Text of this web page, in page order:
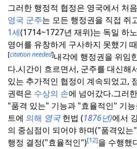
그러한 행정적 협정은 영국에서 처
영국 군주는 모든 행정권을 직접 쥐
1세(1714~1727년 재위)는 독일 하
영어를 유창하게 구사하지 못했기
[citation needed]내각에 행정권을 위임
다.시간이 흐르면서, 군주를 대신해
있는 추가적인 협정이 계속되었고,
권력은 수상의 손에 넘어갔다.그러
"품격 있는" 기능과 "효율적인" 기
트에 의해 영국헌법 (1876년)에서
의 중심점이 되어야 하며("품격있
행정 결정("효율적인")[12]을 수행했